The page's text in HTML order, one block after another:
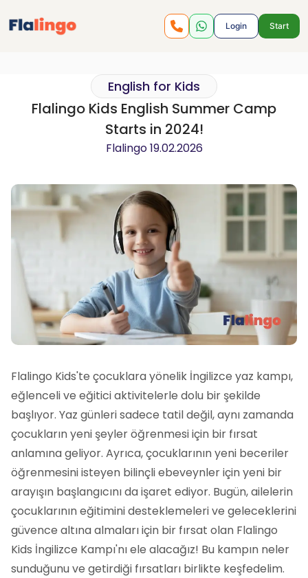
Login Start
English for Kids
Flalingo Kids English Summer Camp
Starts in 2024!
Flalingo19.02.2026
Flalingo Kids'te çocuklara yönelik İngilizce yaz kampı,
eğlenceli ve eğitici aktivitelerle dolu bir şekilde
başlıyor. Yaz günleri sadece tatil değil, aynı zamanda
çocukların yeni şeyler öğrenmesi için bir fırsat
anlamına geliyor. Ayrıca, çocuklarının yeni beceriler
öğrenmesini isteyen bilinçli ebeveynler için yeni bir
arayışın başlangıcını da işaret ediyor. Bugün, ailelerin
çocuklarının eğitimini desteklemeleri ve geleceklerini
güvence altına almaları için bir fırsat olan Flalingo
Kids İngilizce Kampı'nı ele alacağız! Bu kampın neler
sunduğunu ve getirdiği fırsatları birlikte keşfedelim.